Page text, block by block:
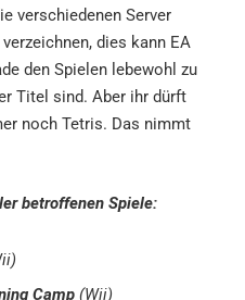
verschiedenen Server
dies kann EA
den Spielen lebewohl zu
Titel sind. Aber ihr dürft
noch Tetris. Das nimmt
betroffenen Spiele:
Camp (Wii)